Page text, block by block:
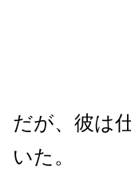
だが、彼は
いた。